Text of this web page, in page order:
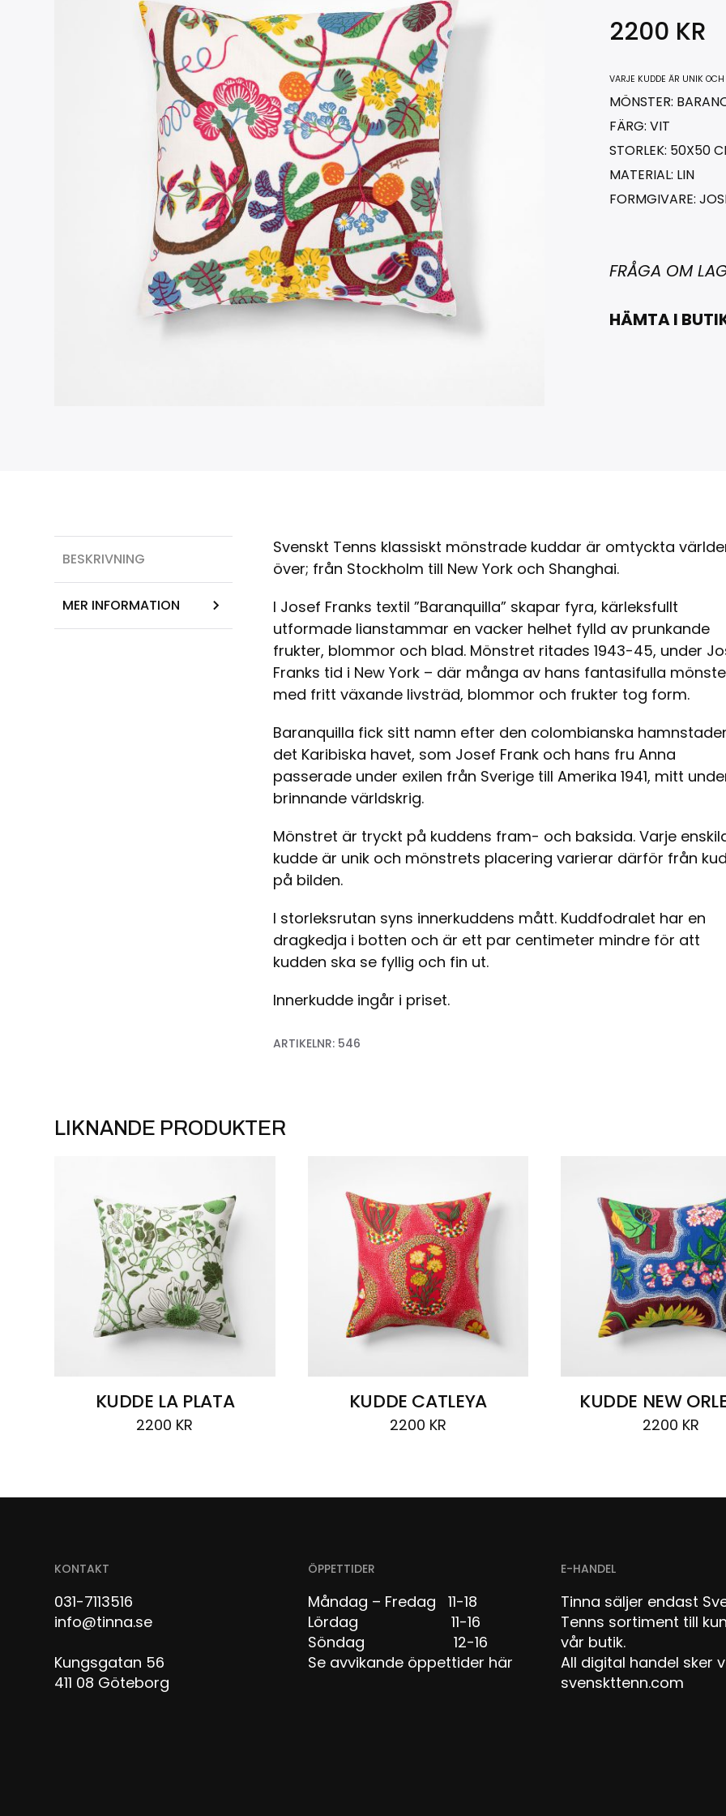
2200 KR
VARJE KUDDE ÄR UNIK
MÖNSTER:
FÄRG: VIT
STORLEK: 50X50
MATERIAL: LIN
FORMGIVARE:
FRÅGA OM
HÄMTA I
BESKRIVNING
MER INFORMATION
Svenskt Tenns klassiskt mönstrade kuddar är omtyckta
över; från Stockholm till New York och Shanghai.
I Josef Franks textil ”Baranquilla” skapar fyra, kärleksfullt
utformade lianstammar en vacker helhet fylld av prunkande
frukter, blommor och blad. Mönstret ritades 1943-45, under
Franks tid i New York – där många av hans fantasifulla
med fritt växande livsträd, blommor och frukter tog form.
Baranquilla fick sitt namn efter den colombianska
det Karibiska havet, som Josef Frank och hans fru Anna
passerade under exilen från Sverige till Amerika 1941, mitt
brinnande världskrig.
Mönstret är tryckt på kuddens fram- och baksida. Varje
kudde är unik och mönstrets placering varierar därför från
på bilden.
I storleksrutan syns innerkuddens mått. Kuddfodralet har en
dragkedja i botten och är ett par centimeter mindre för att
kudden ska se fyllig och fin ut.
Innerkudde ingår i priset.
ARTIKELNR: 546
LIKNANDE PRODUKTER
KUDDE LA PLATA
2200 KR
KUDDE CATLEYA
2200 KR
KUDDE NEW
2200 KR
KONTAKT
031-7113516
info@tinna.se
Kungsgatan 56
411 08 Göteborg
ÖPPETTIDER
Måndag – Fredag 11-18
Lördag 11-16
Söndag 12-16
Se avvikande öppettider här
E-HANDEL
Tinna säljer endast
Tenns sortiment till
vår butik.
All digital handel sker
svenskttenn.com